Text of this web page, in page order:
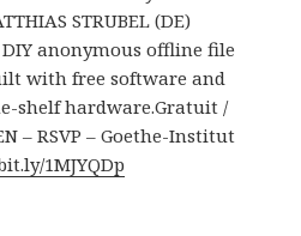
STRUBEL (DE)
anonymous offline file
with free software and
shelf hardware.Gratuit /
– RSVP – Goethe-Institut
1MJYQDp